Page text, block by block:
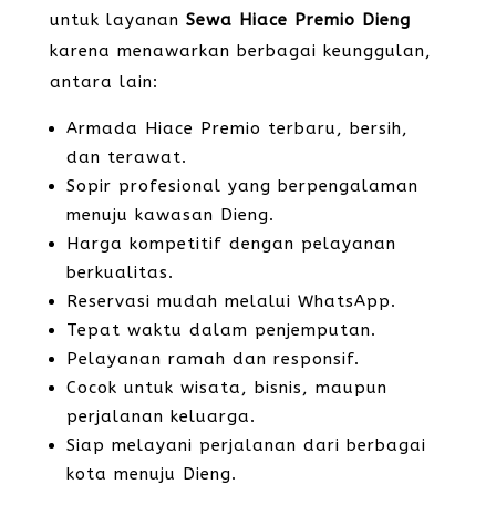
untuk layanan Sewa Hiace Premio Dieng
karena menawarkan berbagai keunggulan,
antara lain:
Armada Hiace Premio terbaru, bersih,
dan terawat.
Sopir profesional yang berpengalaman
menuju kawasan Dieng.
Harga kompetitif dengan pelayanan
berkualitas.
Reservasi mudah melalui WhatsApp.
Tepat waktu dalam penjemputan.
Pelayanan ramah dan responsif.
Cocok untuk wisata, bisnis, maupun
perjalanan keluarga.
Siap melayani perjalanan dari berbagai
kota menuju Dieng.